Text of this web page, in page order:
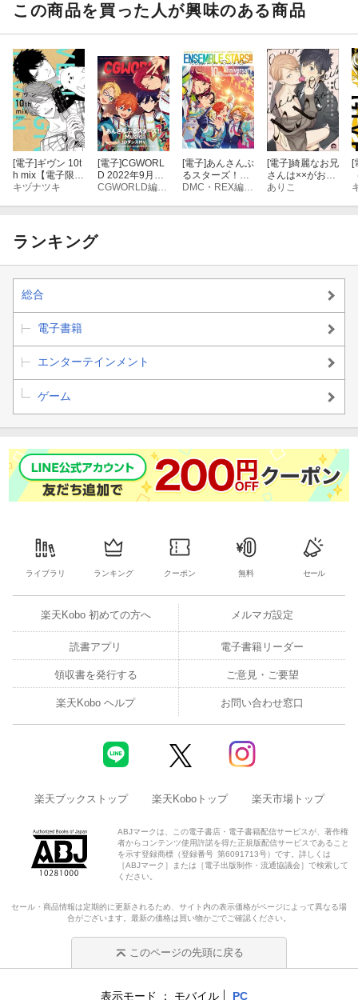
この商品を買った人が興味のある商品
[電子]ギヴン 10t
h mix【電子限定
おまけ付き】
キヅナツキ
[電子]CGWORL
D 2022年9月号
vol.289 (特集：CGWORLD編集部
[電子]あんさんぶ
るスターズ！！
〜100 steps on t
DMC・REX編集部
[電子]綺麗なお兄
さんは××がお好
き
ありこ
[
ランキング
総合
電子書籍
エンターテインメント
ゲーム
ライブラリ ランキング クーポン 無料 セール
楽天Kobo 初めての方へ メルマガ設定
読書アプリ 電子書籍リーダー
領収書を発行する ご意見・ご要望
楽天Kobo ヘルプ お問い合わせ窓口
楽天ブックストップ 楽天Koboトップ 楽天市場トップ
ABJマークは、この電子書店・電子書籍配信サービスが、著作権
者からコンテンツ使用許諾を得た正規版配信サービスであること
を示す登録商標（登録番号 第6091713号）です。詳しくは
［ABJマーク］または［電子出版制作・流通協議会］で検索して
ください。
セール・商品情報は定期的に更新されるため、サイト内の表示価格がページによって異なる場
合がございます。最新の価格は買い物かごでご確認ください。
このページの先頭に戻る
表示モード モバイル PC